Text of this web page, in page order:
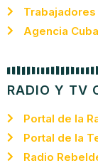
Trabajadores
Agencia
RADIO Y TV
Portal de la
Portal de la
Radio